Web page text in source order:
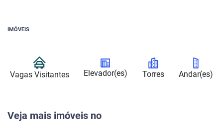
IMÓVEIS
Vagas Visitantes Elevador(es) Torres Andar(es)
Veja mais imóveis no